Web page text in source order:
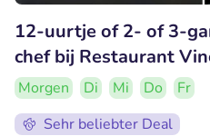
12-uurtje of 2- of 3-
chef bij Restaurant
Morgen Di Mi Do
Fr
Sehr beliebter Deal